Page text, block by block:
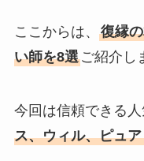
ここからは、 復縁
い師を8選ご紹介し
今回は信頼できる
ス、ウィル、ピュ